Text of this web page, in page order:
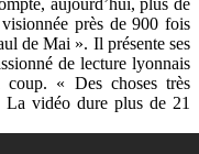
aujourd’hui, plus de
près de 900 fois
de Mai ». Il présente ses
de lecture lyonnais
« Des choses très
La vidéo dure plus de 21